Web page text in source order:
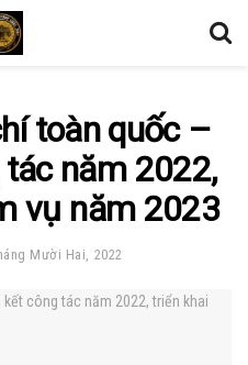
toàn quốc –
năm 2022,
vụ năm 2023
Mười Hai, 2022